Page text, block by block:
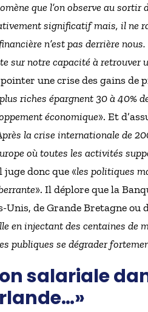
que l’on observe au sortir
significatif mais, il ne
n’est pas derrière
sur notre capacité à retrouver
pointer une crise des gains de
riches épargnent 30 à 40%
économique». Et
la crise internationale de
où toutes les activités
juge donc que «les politiques
». Il déplore que la
Unis, de Grande Bretagne ou
en injectant des centaines de
publiques se dégrader
salariale